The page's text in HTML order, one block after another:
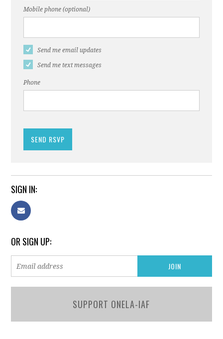
Mobile phone (optional)
Send me email updates
Send me text messages
Phone
SIGN IN:
OR SIGN UP:
SUPPORT ONELA-IAF